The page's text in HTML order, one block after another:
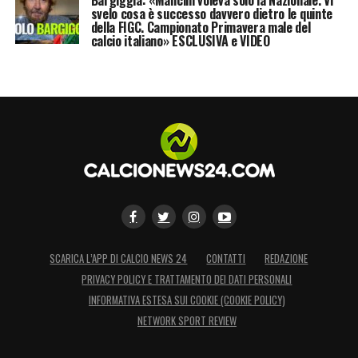
contenuti attraverso la piattaforma
TIMVISION.»
LA PLAYLIST DELLE NOSTRE TOP NEWS
svelo cosa è successo davvero dietro le quinte
della FIGC. Campionato Primavera male del
calcio italiano» ESCLUSIVA e VIDEO
SCARICA L’APP DI CALCIO NEWS 24 CONTATTI
REDAZIONE
PRIVACY POLICY E TRATTAMENTO DEI DATI PERSONALI
INFORMATIVA ESTESA SUI COOKIE (COOKIE POLICY)
NETWORK SPORT REVIEW